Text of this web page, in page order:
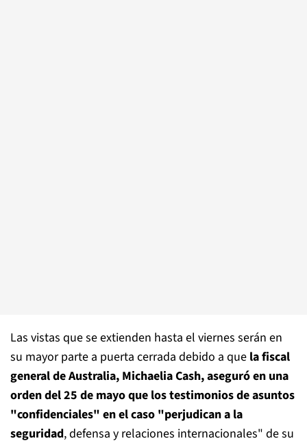
Las vistas que se extienden hasta el viernes serán en
su mayor parte a puerta cerrada debido a que la fiscal
general de Australia, Michaelia Cash, aseguró en una
orden del 25 de mayo que los testimonios de asuntos
"confidenciales" en el caso "perjudican a la
seguridad, defensa y relaciones internacionales" de su